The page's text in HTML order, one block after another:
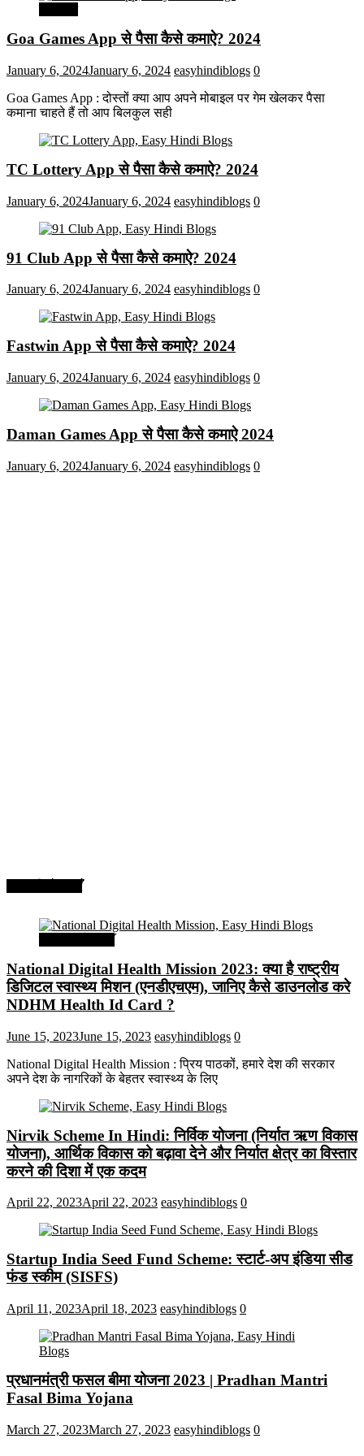
Goa Games App से पैसा कैसे कमाऐ? 2024
January 6, 2024January 6, 2024 easyhindiblogs 0
Goa Games App : दोस्तों क्या आप अपने मोबाइल पर गेम खेलकर पैसा
कमाना चाहते हैं तो आप बिलकुल सही
TC Lottery App से पैसा कैसे कमाऐ? 2024
January 6, 2024January 6, 2024 easyhindiblogs 0
91 Club App से पैसा कैसे कमाऐ? 2024
January 6, 2024January 6, 2024 easyhindiblogs 0
Fastwin App से पैसा कैसे कमाऐ? 2024
January 6, 2024January 6, 2024 easyhindiblogs 0
Daman Games App से पैसा कैसे कमाऐ 2024
January 6, 2024January 6, 2024 easyhindiblogs 0
National Digital Health Mission 2023: क्या है राष्ट्रीय
डिजिटल स्वास्थ्य मिशन (एनडीएचएम), जानिए कैसे डाउनलोड करे
NDHM Health Id Card ?
June 15, 2023June 15, 2023 easyhindiblogs 0
National Digital Health Mission : प्रिय पाठकों, हमारे देश की सरकार
अपने देश के नागरिकों के बेहतर स्वास्थ्य के लिए
Nirvik Scheme In Hindi: निर्विक योजना (निर्यात ऋण विकास
योजना), आर्थिक विकास को बढ़ावा देने और निर्यात क्षेत्र का विस्तार
करने की दिशा में एक कदम
April 22, 2023April 22, 2023 easyhindiblogs 0
Startup India Seed Fund Scheme: स्टार्ट-अप इंडिया सीड
फंड स्कीम (SISFS)
April 11, 2023April 18, 2023 easyhindiblogs 0
प्रधानमंत्री फसल बीमा योजना 2023 | Pradhan Mantri
Fasal Bima Yojana
March 27, 2023March 27, 2023 easyhindiblogs 0